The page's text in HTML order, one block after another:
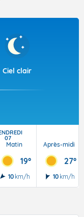
Ciel clair
07
Matin
19°
10 km/h
Après-midi
27°
10 km/h